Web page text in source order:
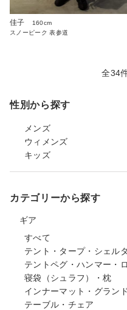
佳子
160cm
スノーピーク 表参道
全34
性別から探す
メンズ
ウィメンズ
キッズ
カテゴリーから探す
ギア
すべて
テント・タープ・シェル
テントペグ・ハンマー・
寝袋（シュラフ）・枕
インナーマット・グラン
テーブル・チェア